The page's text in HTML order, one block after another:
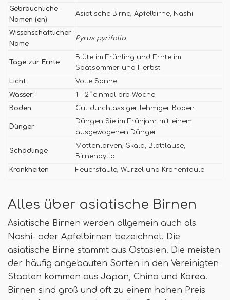
Gebräuchliche
Namen (en)
Asiatische Birne, Apfelbirne, Nashi
Wissenschaftlicher
Name
Pyrus pyrifolia
Tage zur Ernte
Blüte im Frühling und Ernte im
Spätsommer und Herbst
Licht
Volle Sonne
Wasser:
1 - 2 ”einmal pro Woche
Boden
Gut durchlässiger lehmiger Boden
Dünger
Düngen Sie im Frühjahr mit einem
ausgewogenen Dünger
Schädlinge
Mottenlarven, Skala, Blattläuse,
Birnenpylla
Krankheiten
Feuersfäule, Wurzel und Kronenfäule
Alles über asiatische Birnen
Asiatische Birnen werden allgemein auch als
Nashi- oder Apfelbirnen bezeichnet. Die
asiatische Birne stammt aus Ostasien. Die meisten
der häufig angebauten Sorten in den Vereinigten
Staaten kommen aus Japan, China und Korea.
Birnen sind groß und oft zu einem hohen Preis